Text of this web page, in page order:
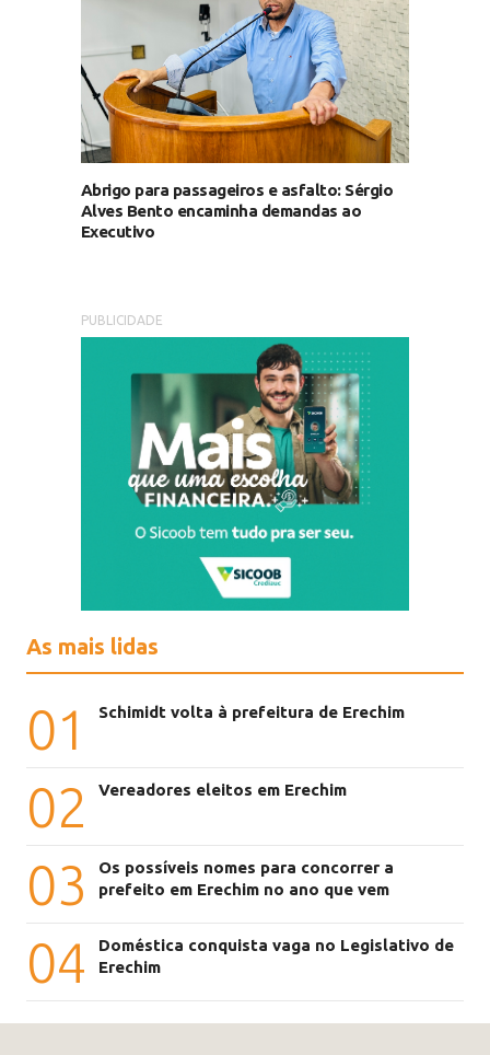
Abrigo para passageiros e asfalto: Sérgio
Alves Bento encaminha demandas ao
Executivo
PUBLICIDADE
As mais lidas
01 Schimidt volta à prefeitura de Erechim
02 Vereadores eleitos em Erechim
03
Os possíveis nomes para concorrer a
prefeito em Erechim no ano que vem
04
Doméstica conquista vaga no Legislativo de
Erechim